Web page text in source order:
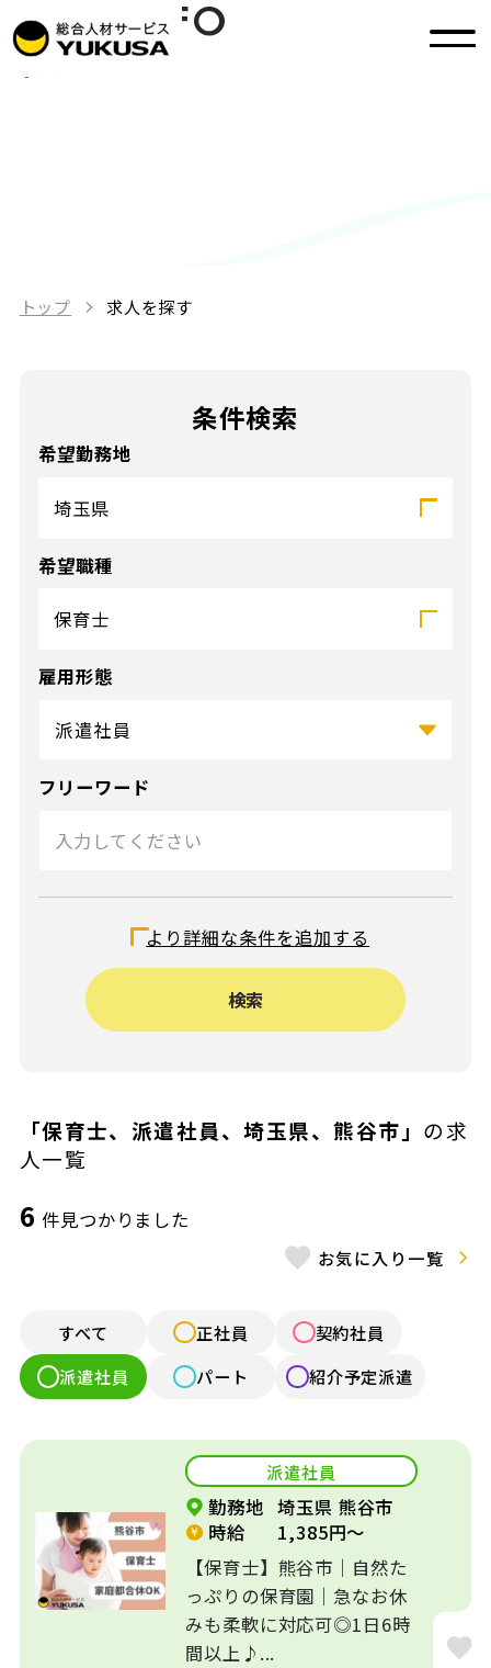
JOB INFO
トップ 求人を探す
条件検索
希望勤務地
埼玉県
希望職種
保育士
雇用形態
フリーワード
給与（時給）
〜
給与（月給）
施設形態
認可保育園
小規模認可園
認可外保育園 病院内保育
企業内保育 企業主導型保育
放課後デイ・発達
支援
病院・クリニック
介護・養護・支援
施設
一般企業 工場
より詳細な条件を追加する
検索
「保育士、派遣社員、埼玉県、熊谷市」 の求
人一覧
6 件見つかりました
お気に入り一覧
すべて 正社員
契約社員
派遣社員
パート 紹介予定派遣
派遣社員
勤務地 埼玉県 熊谷市
時給
1,385円～
【保育士】熊谷市｜自然た
っぷりの保育園｜急なお休
みも柔軟に対応可◎1日6時
間以上♪...